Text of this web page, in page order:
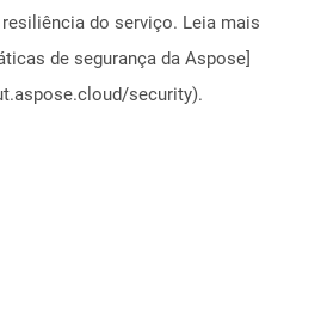
do serviço. Leia mais
de segurança da Aspose]
security).